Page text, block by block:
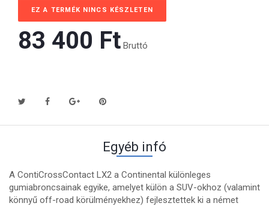
EZ A TERMÉK NINCS KÉSZLETEN
83 400 Ft‎ Bruttó
Egyéb infó
A ContiCrossContact LX2 a Continental különleges
gumiabroncsainak egyike, amelyet külön a SUV-okhoz (valamint
könnyű off-road körülményekhez) fejlesztettek ki a német